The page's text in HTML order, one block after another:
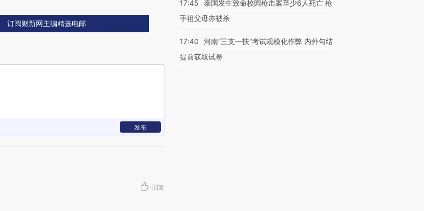
订阅财新网主编精选电邮
发布
· 回复
17:45
泰国发生致命校园枪击案至少6人死亡 枪
手祖父母亦被杀
17:40
河南“三支一扶”考试规模化作弊 内外勾结
提前获取试卷